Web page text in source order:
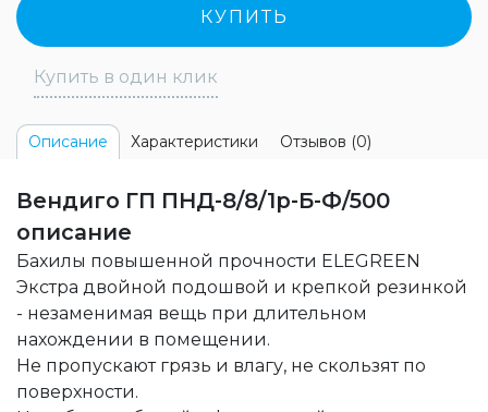
КУПИТЬ
Купить в один клик
Описание Характеристики Отзывов (0)
Вендиго ГП ПНД-8/8/1р-Б-Ф/500
описание
Бахилы повышенной прочности ELEGREEN
Экстра двойной подошвой и крепкой резинкой
- незаменимая вещь при длительном
нахождении в помещении.
Не пропускают грязь и влагу, не скользят по
поверхности.